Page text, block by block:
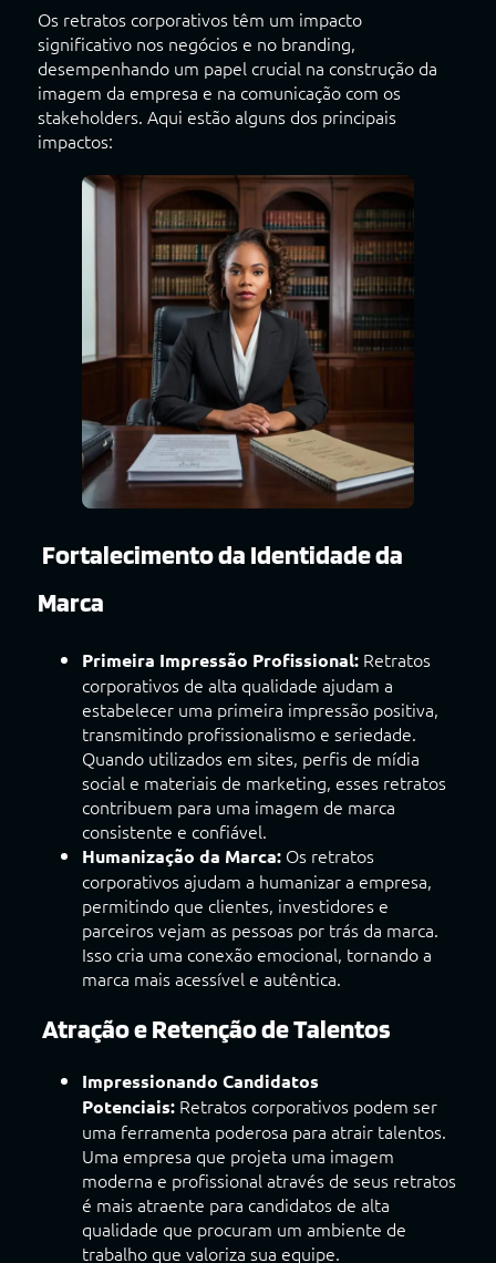
Os retratos corporativos têm um impacto
significativo nos negócios e no branding,
desempenhando um papel crucial na construção da
imagem da empresa e na comunicação com os
stakeholders. Aqui estão alguns dos principais
impactos:
Fortalecimento da Identidade da
Marca
Primeira Impressão Profissional:Retratos
corporativos de alta qualidade ajudam a
estabelecer uma primeira impressão positiva,
transmitindo profissionalismo e seriedade.
Quando utilizados em sites, perfis de mídia
social e materiais de marketing, esses retratos
contribuem para uma imagem de marca
consistente e confiável.
Humanização da Marca:Os retratos
corporativos ajudam a humanizar a empresa,
permitindo que clientes, investidores e
parceiros vejam as pessoas por trás da marca.
Isso cria uma conexão emocional, tornando a
marca mais acessível e autêntica.
Atração e Retenção de Talentos
Impressionando Candidatos
Potenciais:Retratos corporativos podem ser
uma ferramenta poderosa para atrair talentos.
Uma empresa que projeta uma imagem
moderna e profissional através de seus retratos
é mais atraente para candidatos de alta
qualidade que procuram um ambiente de
trabalho que valoriza sua equipe.